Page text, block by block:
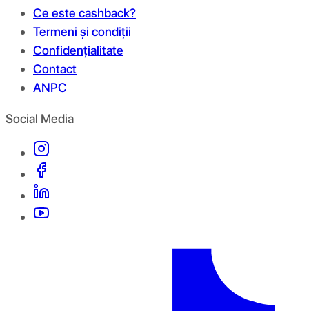
Ce este cashback?
Termeni și condiții
Confidențialitate
Contact
ANPC
Social Media